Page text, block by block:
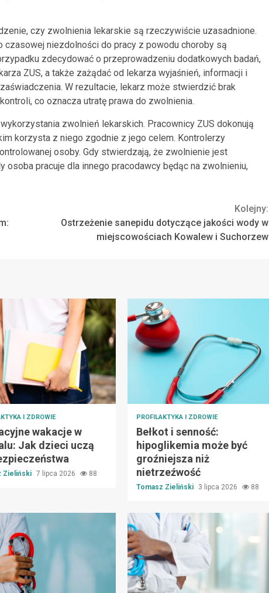
czy zwolnienia lekarskie są rzeczywiście uzasadnione.
czasowej niezdolności do pracy z powodu choroby są
zdecydować o przeprowadzeniu dodatkowych badań,
ZUS, a także zażądać od lekarza wyjaśnień, informacji i
W rezultacie, lekarz może stwierdzić brak
co oznacza utratę prawa do zwolnienia.
zwolnień lekarskich. Pracownicy ZUS dokonują
korzysta z niego zgodnie z jego celem. Kontrolerzy
osoby. Gdy stwierdzają, że zwolnienie jest
osoba pracuje dla innego pracodawcy będąc na zwolnieniu,
Kolejny:
Ostrzeżenie sanepidu dotyczące jakości wody w
miejscowościach Kowalew i Suchorzew
I ZDROWIE
wakacje w
Jak dzieci uczą
Zieliński 7 lipca 2026 88
PROFILAKTYKA I ZDROWIE
Bełkot i senność:
hipoglikemia może być
groźniejsza niż
nietrzeźwość
Tomasz Zieliński 3 lipca 2026 88